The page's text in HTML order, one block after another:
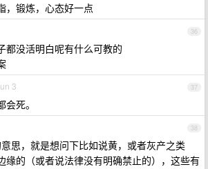
，锻炼，心态好一点
36
都没活明白呢有什么可教的
37
3
死。
38
思，就是想问下比如说黄，或者灰产之类
缘的（或者说法律没有明确禁止的），这些有